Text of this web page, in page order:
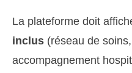
La plateforme doit
inclus (réseau de
accompagnement